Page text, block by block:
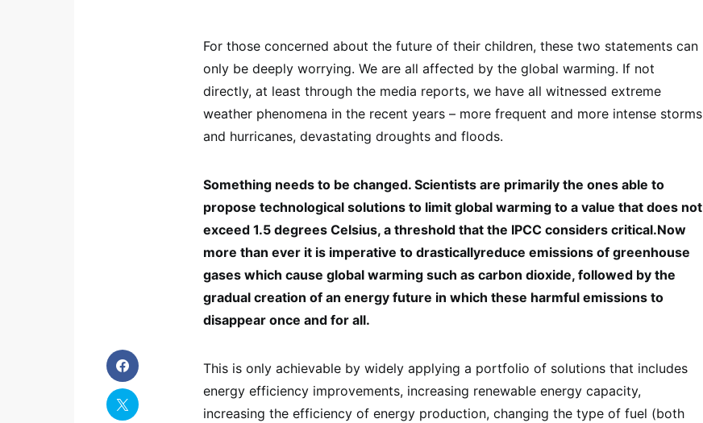
For those concerned about the future of their children, these two statements can
only be deeply worrying. We are all affected by the global warming. If not
directly, at least through the media reports, we have all witnessed extreme
weather phenomena in the recent years – more frequent and more intense storms
and hurricanes, devastating droughts and floods.
Something needs to be changed. Scientists are primarily the ones able to
propose technological solutions to limit global warming to a value that does not
exceed 1.5 degrees Celsius, a threshold that the IPCC considers critical.Now
more than ever it is imperative to drasticallyreduce emissions of greenhouse
gases which cause global warming such as carbon dioxide, followed by the
gradual creation of an energy future in which these harmful emissions to
disappear once and for all.
This is only achievable by widely applying a portfolio of solutions that includes
energy efficiency improvements, increasing renewable energy capacity,
increasing the efficiency of energy production, changing the type of fuel (both